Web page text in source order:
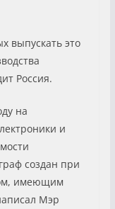
выпускать это
Россия.
на
и
создан при
имеющим
Мэр